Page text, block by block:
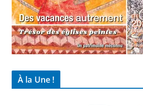
À la Une !